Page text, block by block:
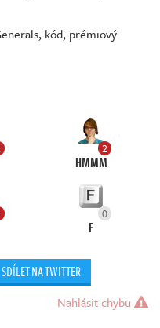
, kód, prémiový
2
HMMM
0
F
SDÍLET NA TWITTER
Nahlásit chybu